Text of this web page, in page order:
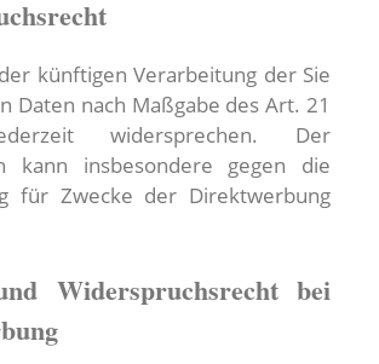
künftigen Verarbeitung der Sie
Daten nach Maßgabe des Art. 21
widersprechen. Der
kann insbesondere gegen die
für Zwecke der Direktwerbung
Widerspruchsrecht bei